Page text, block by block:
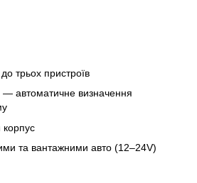
трьох пристроїв
— автоматичне визначення
корпус
та вантажними авто (12–24V)